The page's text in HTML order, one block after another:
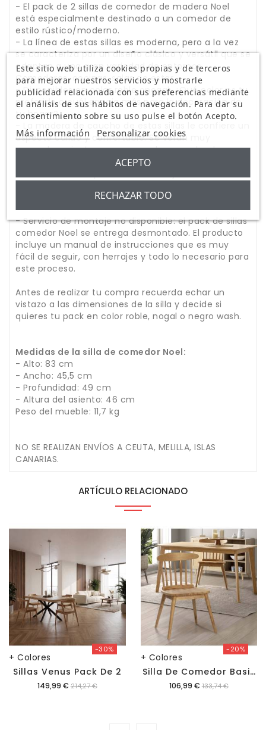
- El pack de 2 sillas de comedor de madera Noel
está especialmente destinado a un comedor de
estilo rústico/moderno.
- La línea de estas sillas es moderna, pero a la vez
se caracteriza por un diseño clásico y versátil que se
adaptan a una gran variedad de entornos.
Comedores, cocinas, salas de estar...
- Disponibles en color roble onogal. ¿Qué color es tu
preferido o cuál encaja más para la decoración de
tu hogar?
aspecto cálido y confertable. Se verán muy
acogedoras junto a una mesa de comedor de
acabado y/o textura similar.
- Servicio de montaje no disponible: el pack de sillas
comedor Noel se entrega desmontado. El producto
incluye un manual de instrucciones que es muy
fácil de seguir, con herrajes y todo lo necesario para
este proceso.
Antes de realizar tu compra recuerda echar un
vistazo a las dimensiones de la silla y decide si
quieres tu pack en color roble, nogal o negro wash.
Medidas de la silla de comedor Noel:
- Alto: 83 cm
- Ancho: 45,5 cm
- Profundidad: 49 cm
- Altura del asiento: 46 cm
Peso del mueble: 11,7 kg
NO SE REALIZAN ENVÍOS A CEUTA, MELILLA, ISLAS
CANARIAS.
ARTÍCULO RELACIONADO
+ Colores
-30%
Sillas Venus Pack De 2
Precio
149,99 € 214,27 €
+ Colores
-20%
S
Illa De Comedor Basilea Pack De 2
Precio
106,99 € 133,74 €
Este sitio web utiliza cookies propias y de terceros
para mejorar nuestros servicios y mostrarle
publicidad relacionada con sus preferencias mediante
el análisis de sus hábitos de navegación. Para dar su
consentimiento sobre su uso pulse el botón Acepto.
Más información Personalizar cookies
RECHAZAR TODO
ACEPTO